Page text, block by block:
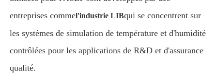
entreprises commel'industrie LIBqui se concentrent sur
les systèmes de simulation de température et d'humidité
contrôlées pour les applications de R&D et d'assurance
qualité.